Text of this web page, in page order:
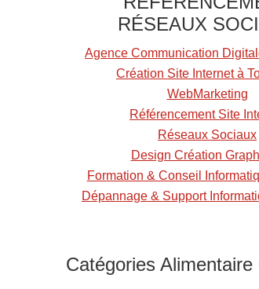
RÉSEAUX
Agence Communication
Création Site Internet à
WebMarketing
Référencement Site
Réseaux Sociaux
Design Création
Formation & Conseil
Dépannage & Support
Catégories Alimentaire